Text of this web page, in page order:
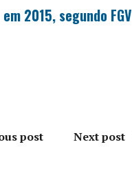
2015, segundo FGV
post Next post